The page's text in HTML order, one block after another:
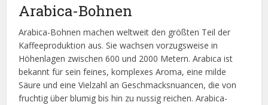
Arabica-Bohnen
Arabica-Bohnen machen weltweit den größten Teil der
Kaffeeproduktion aus. Sie wachsen vorzugsweise in
Höhenlagen zwischen 600 und 2000 Metern. Arabica ist
bekannt für sein feines, komplexes Aroma, eine milde
Säure und eine Vielzahl an Geschmacksnuancen, die von
fruchtig über blumig bis hin zu nussig reichen. Arabica-